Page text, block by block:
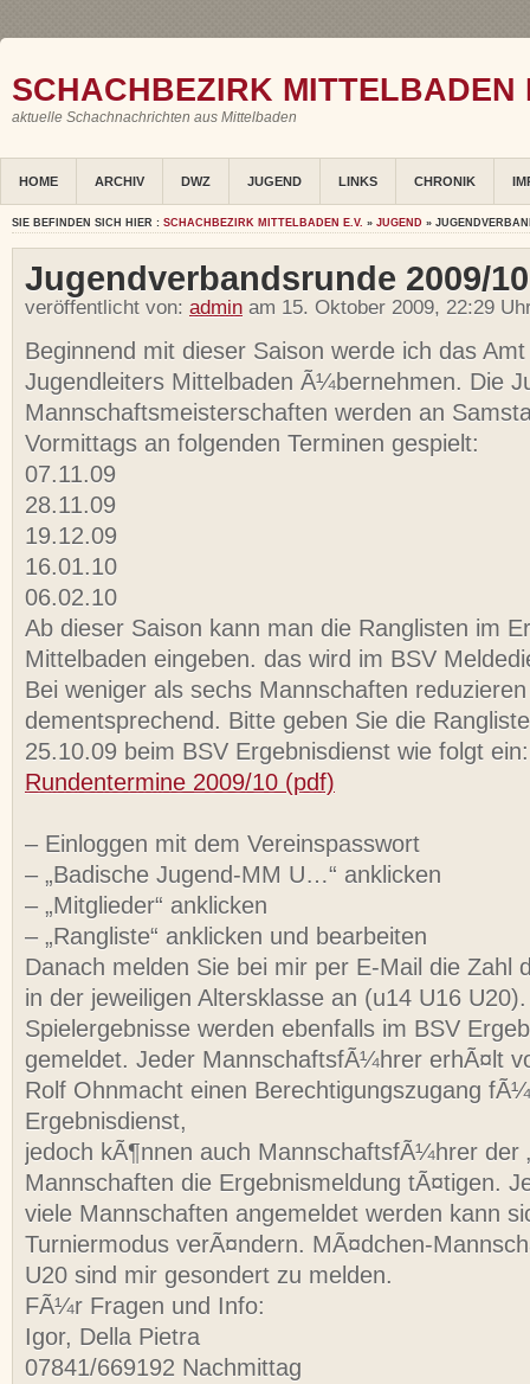
SCHACHBEZIRK MITTELBADEN
aktuelle Schachnachrichten aus Mittelbaden
HOME ARCHIV DWZ JUGEND LINKS CHRONIK
SIE BEFINDEN SICH HIER : SCHACHBEZIRK MITTELBADEN E.V. » JUGEND »
Jugendverbandsrunde 2009/10
veröffentlicht von: admin am 15. Oktober 2009, 22:29
Beginnend mit dieser Saison werde ich das
Jugendleiters Mittelbaden Ã¼bernehmen. Die
Mannschaftsmeisterschaften werden an
Vormittags an folgenden Terminen gespielt:
07.11.09
28.11.09
19.12.09
16.01.10
06.02.10
Ab dieser Saison kann man die Ranglisten im
Mittelbaden eingeben. das wird im BSV
Bei weniger als sechs Mannschaften
dementsprechend. Bitte geben Sie die
25.10.09 beim BSV Ergebnisdienst wie folgt ein:
Rundentermine 2009/10 (pdf)
– Einloggen mit dem Vereinspasswort
– „Badische Jugend-MM U…“ anklicken
– „Mitglieder“ anklicken
– „Rangliste“ anklicken und bearbeiten
Danach melden Sie bei mir per E-Mail die Zahl
in der jeweiligen Altersklasse an (u14 U16
Spielergebnisse werden ebenfalls im BSV
gemeldet. Jeder MannschaftsfÃ¼hrer erhÃ¤lt
Rolf Ohnmacht einen Berechtigungszugang
Ergebnisdienst,
jedoch kÃ¶nnen auch MannschaftsfÃ¼hrer der
Mannschaften die Ergebnismeldung tÃ¤tigen.
viele Mannschaften angemeldet werden kann
Turniermodus verÃ¤ndern. MÃ¤dchen-
U20 sind mir gesondert zu melden.
FÃ¼r Fragen und Info:
Igor, Della Pietra
07841/669192 Nachmittag